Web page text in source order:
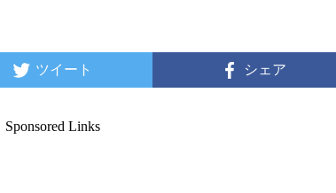
ツイート シェア
Sponsored Links